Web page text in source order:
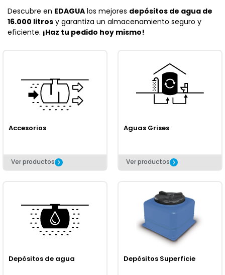
Descubre en EDAGUA los mejores depósitos de agua de
16.000 litros y garantiza un almacenamiento seguro y
eficiente. ¡Haz tu pedido hoy mismo!
Accesorios
Ver productos
Aguas Grises
Ver productos
Depósitos de agua Depósitos Superficie